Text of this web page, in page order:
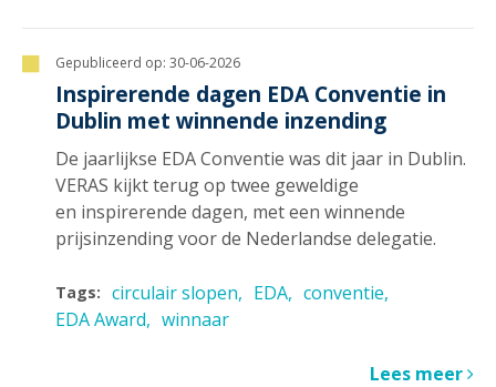
Gepubliceerd op: 30-06-2026
Inspirerende dagen EDA Conventie in
Dublin met winnende inzending
De jaarlijkse EDA Conventie was dit jaar in Dublin.
VERAS kijkt terug op twee geweldige
en inspirerende dagen, met een winnende
prijsinzending voor de Nederlandse delegatie.
Tags: circulair slopen EDA
conventie
EDA Award
winnaar
Lees meer